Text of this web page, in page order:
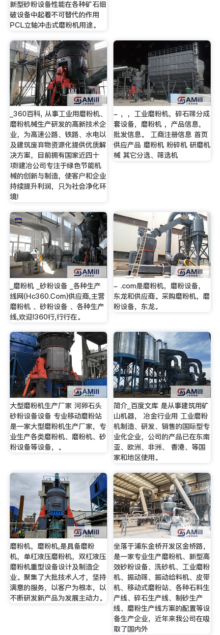
新型砂粉设备性能在各种矿石细
破设备中起着不可替代的作用
PCL立轴冲击式磨粉机用途。
_360百科, 从事工业用磨粉机、
磨粉机械生产研发的高新技术企
业，为高速公路、铁路、水电以
及建筑废弃物资源化提供优质解
决方案，目前拥有国家近四十
项!建冶公司专注于绿色节能机
械的创新与制造，使客户和企业
持续提升利润，只为社会净化环
境!
- ，，工业磨粉机，碎石筛分成
套设备，磨粉机 ，产品信息，
批发信息。 工商注册信息 首页
供应产品 磨粉机 粉碎机 研磨机
械 其它分选、筛选机
_磨粉机 _砂粉设备 _各种生产
线网(Hc360.Com)供应商,主营
磨粉机 、砂粉设备 、各种生产
线,欢迎!360行,行行在。
- .com是磨粉机，磨粉设备，
东龙和供应商。采购磨粉机，磨
粉设备，东龙。
大型磨粉机生产厂家 河卵石头
砂粉设备设备 专业移动磨粉站
是一家大型磨粉机生产厂家，专
业生产各类磨粉机、磨粉机、砂
粉设备等设备，。
简介_百度文库 是从事建筑用矿
山机器， 冶金行业用 工业磨粉
机制造、研发、销售的国际型专
业化企业，公司的产品已在东南
亚、欧洲、非洲、 香港、等国
家和地区使用。
磨粉机，磨粉机,是具备磨粉
机，单杠液压磨粉机，双杠液压
磨粉机重型设备设计及制造企
业。聚集了大批技术人才，坚持
满意的服务，以客户为根本，以
不断研发新产品为发展主动力。
坐落于浦东金桥开发区金桥路，
是一家专业生产磨粉机、新型高
效砂粉设备、洗砂机、工业磨粉
机、振动筛、振动给料机、皮带
机、移动式磨粉站、各种石料生
产线、碎石生产线、制砂生产
线、磨粉生产线方案的配置等设
备生产企业，近年来我公司在吸
取了国内外